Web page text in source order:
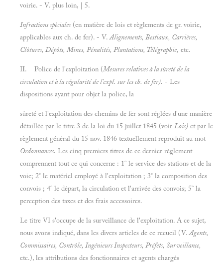
voirie. - V. plus loin, | 5.
Infractions spèciales (en matière de lois et règlements de gr. voirie,
applicables aux ch. de fer). - V.Alignements, Bestiaux, Carrières,
Clôtures, Dépôts, Mines, Pénalités, Plantations, Télégraphie, etc.
II. Police de l'exploitation (Mesures relatives à la sûreté de la
circulation et à la régularité de l'expl. sur les ch. de fer). - Les
dispositions ayant pour objet la police, la
sûreté et l'exploitation des chemins de fer sont réglées d'une manière
détaillée par le titre 3 de la loi du 15 juillet 1845 (voir Lois) et par le
règlement général du 15 nov. 1846 textuellement reproduit au mot
Ordonnances. Les cinq premiers titres de ce dernier règlement
comprennent tout ce qui concerne : 1° le service des stations et de la
voie; 2° le matériel employé à l'exploitation ; 3° la composition des
convois ; 4° le départ, la circulation et l'arrivée des convois; 5° la
perception des taxes et des frais accessoires.
Le titre VI s'occupe de la surveillance de l'exploitation. A ce sujet,
nous avons indiqué, dans les divers articles de ce recueil (V.Agents,
Commissaires, Contrôle, Ingénieurs Inspecteurs, Préfets, Surveillance,
etc.), les attributions des fonctionnaires et agents chargés